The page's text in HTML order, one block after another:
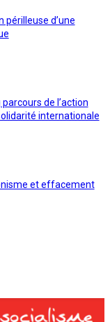
périlleuse d’une
parcours de l’action
internationale
et effacement